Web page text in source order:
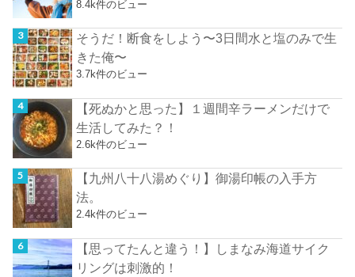
8.4k件のビュー
そうだ！断食をしよう〜3日間水と塩のみで生
きた俺〜
3.7k件のビュー
【死ぬかと思った】１週間辛ラーメンだけで
生活してみた？！
2.6k件のビュー
【九州八十八湯めぐり】御湯印帳の入手方
法。
2.4k件のビュー
【思ってたんと違う！】しまなみ海道サイク
リングは刺激的！